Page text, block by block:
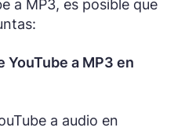
a MP3, es posible que
a MP3 en
a audio en